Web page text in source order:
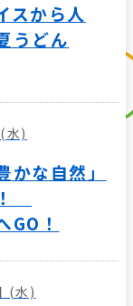
スから人
うどん
水)
かな自然」
GO！
(水)